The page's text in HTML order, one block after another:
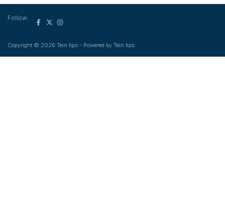
Copyright © 2026 Tein tips - Powered by Tein tips
Follow: